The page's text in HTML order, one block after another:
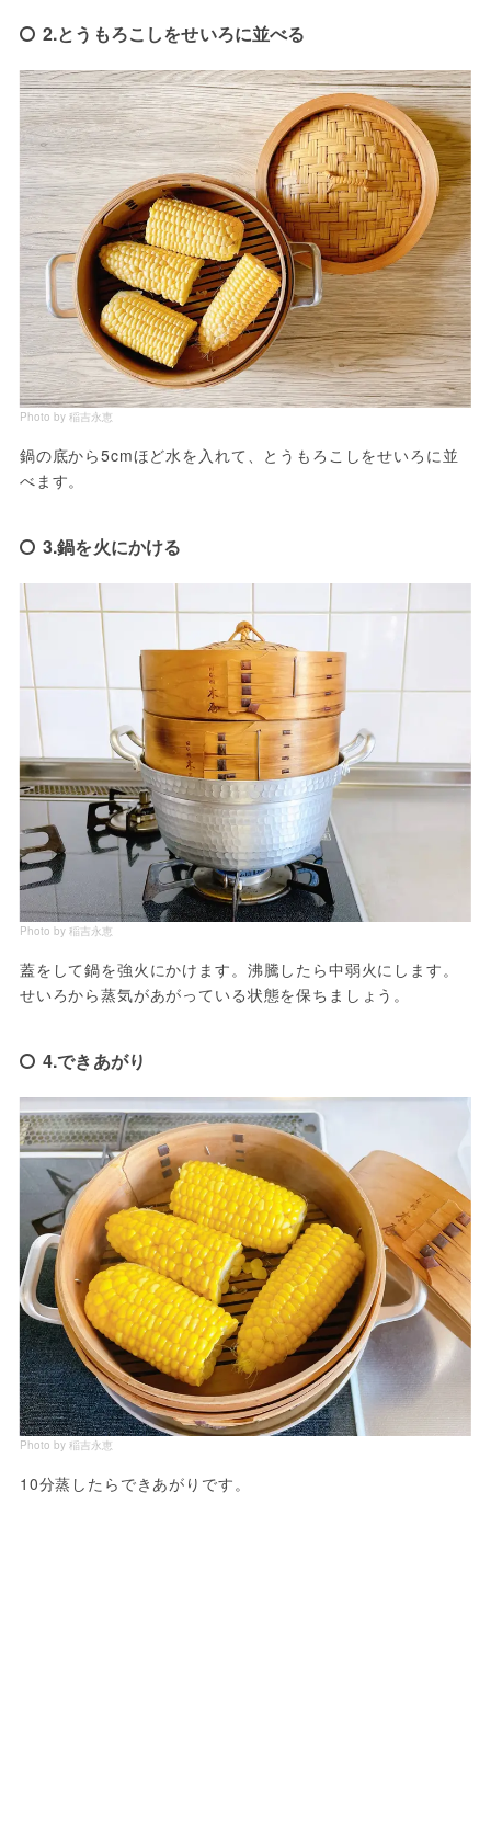
2.とうもろこしをせいろに並べる
Photo by 稲吉永恵
鍋の底から5cmほど水を入れて、とうもろこしをせいろに並
べます。
3.鍋を火にかける
Photo by 稲吉永恵
蓋をして鍋を強火にかけます。沸騰したら中弱火にします。
せいろから蒸気があがっている状態を保ちましょう。
4.できあがり
Photo by 稲吉永恵
10分蒸したらできあがりです。